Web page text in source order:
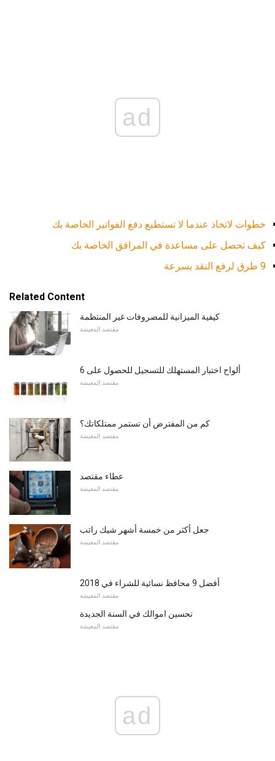
ad
خطوات لاتخاذ عندما لا تستطيع دفع الفواتير الخاصة بك
كيف تحصل على مساعدة في المرافق الخاصة بك
9 طرق لرفع النقد بسرعة
Related Content
كيفية الميزانية للمصروفات غير المنتظمة
مقتصد المعيشة
6 ألواح اختبار المستهلك للتسجيل للحصول على
مقتصد المعيشة
كم من المفترض أن تستمر ممتلكاتك؟
مقتصد المعيشة
عطاء مقتصد
مقتصد المعيشة
جعل أكثر من خمسة أشهر شيك راتب
مقتصد المعيشة
أفضل 9 محافظ نسائية للشراء في 2018
مقتصد المعيشة
تحسين اموالك في السنة الجديدة
مقتصد المعيشة
ad